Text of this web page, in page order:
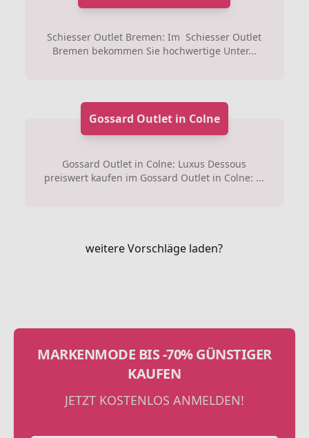
Schiesser Outlet Bremen: Im Schiesser Outlet
Bremen bekommen Sie hochwertige Unter...
Gossard Outlet in Colne
Gossard Outlet in Colne: Luxus Dessous
preiswert kaufen im Gossard Outlet in Colne: ...
weitere Vorschläge laden?
MARKENMODE BIS -70% GÜNSTIGER
KAUFEN
JETZT KOSTENLOS ANMELDEN!